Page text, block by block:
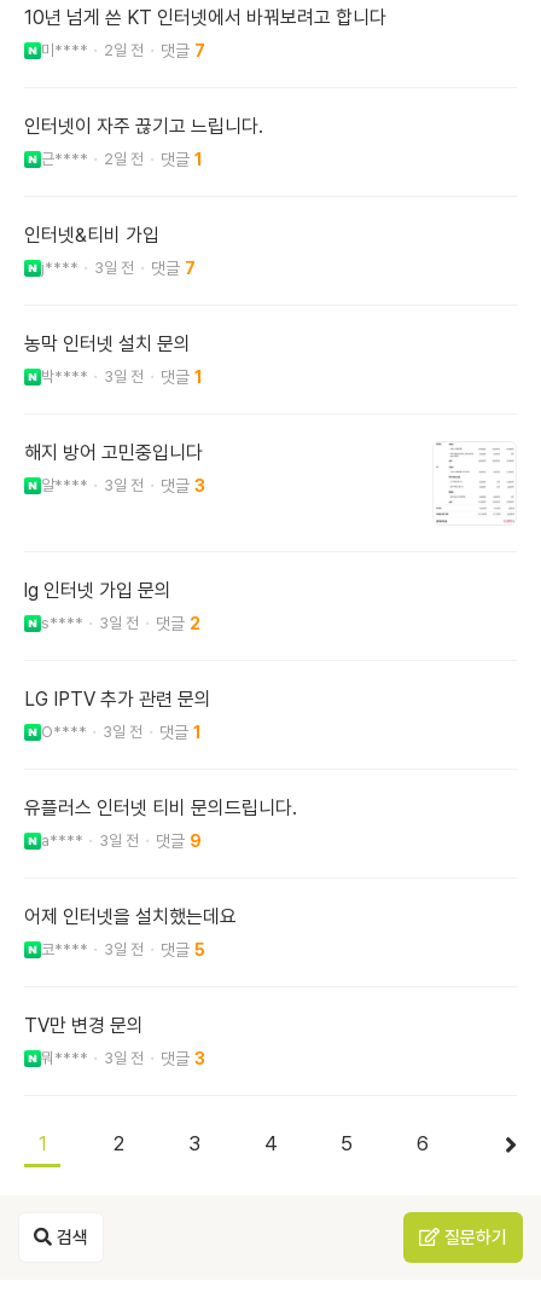
10년 넘게 쓴 KT 인터넷에서 바꿔보려고 합니다
미**** 2일 전 7
인터넷이 자주 끊기고 느립니다.
근**** 2일 전 1
인터넷&티비 가입
j**** 3일 전 7
농막 인터넷 설치 문의
박**** 3일 전 1
해지 방어 고민중입니다
알**** 3일 전 3
lg 인터넷 가입 문의
s**** 3일 전 2
LG IPTV 추가 관련 문의
O**** 3일 전 1
유플러스 인터넷 티비 문의드립니다.
a**** 3일 전 9
어제 인터넷을 설치했는데요
코**** 3일 전 5
TV만 변경 문의
뭐**** 3일 전 3
1 2 3 4 5 6
검색 질문하기